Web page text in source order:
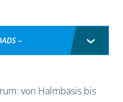
–
von Halmbasis bis